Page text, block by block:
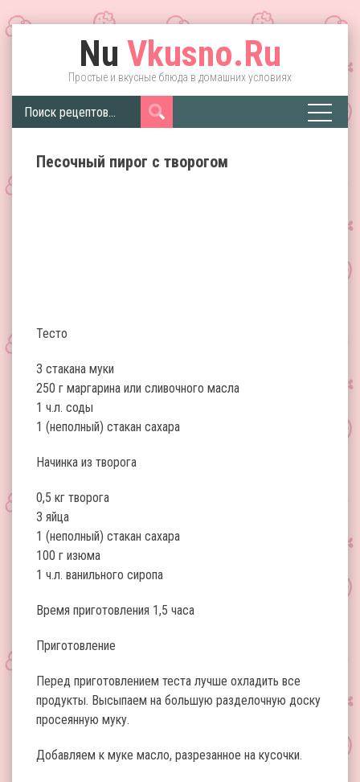
Nu Vkusno.Ru
Простые и вкусные блюда в домашних условиях
Песочный пирог с творогом
Тесто
3 стакана муки
250 г маргарина или сливочного масла
1 ч.л. соды
1 (неполный) стакан сахара
Начинка из творога
0,5 кг творога
3 яйца
1 (неполный) стакан сахара
100 г изюма
1 ч.л. ванильного сиропа
Время приготовления 1,5 часа
Приготовление
Перед приготовлением теста лучше охладить все
продукты. Высыпаем на большую разделочную доску
просеянную муку.
Добавляем к муке масло, разрезанное на кусочки.